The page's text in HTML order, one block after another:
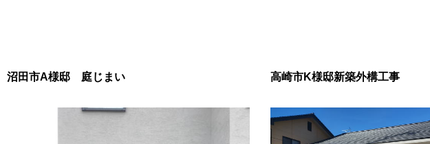
沼田市A様邸 庭じまい 高崎市K様邸新築外構工事